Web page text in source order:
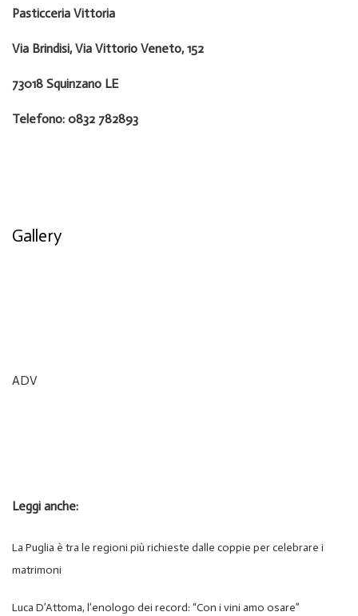
Pasticceria Vittoria
Via Brindisi, Via Vittorio Veneto, 152
73018 Squinzano LE
Telefono: 0832 782893
Gallery
ADV
Leggi anche:
La Puglia è tra le regioni più richieste dalle coppie per celebrare i
matrimoni
Luca D’Attoma, l’enologo dei record: “Con i vini amo osare”